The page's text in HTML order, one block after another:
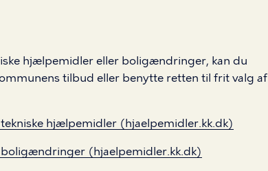
hjælpemidler eller boligændringer, kan du
tilbud eller benytte retten til frit valg af
hjælpemidler (hjaelpemidler.kk.dk)
(hjaelpemidler.kk.dk)